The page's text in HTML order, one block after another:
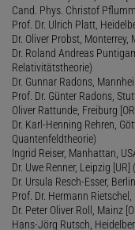
Cand. Phys. Christof
Prof. Dr. Ulrich Platt,
Dr. Oliver Probst, Monterrey,
Dr. Roland Andreas
Relativitätstheorie)
Dr. Gunnar Radons,
Prof. Dr. Günter Radons,
Oliver Rattunde, Freiburg
Dr. Karl-Henning Rehren,
Quantenfeldtheorie)
Ingrid Reiser, Manhattan,
Dr. Uwe Renner, Leipzig [UR]
Dr. Ursula Resch-Esser,
Prof. Dr. Hermann
Dr. Peter Oliver Roll, Mainz
Hans-Jörg Rutsch,